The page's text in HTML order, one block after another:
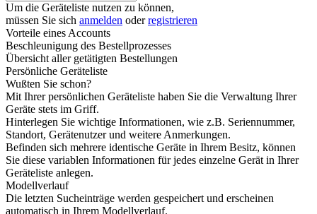
Um die Geräteliste nutzen zu können,
müssen Sie sich anmelden oderregistrieren
Vorteile eines Accounts
Beschleunigung des Bestellprozesses
Übersicht aller getätigten Bestellungen
Persönliche Geräteliste
Wußten Sie schon?
Mit Ihrer persönlichen Geräteliste haben Sie die Verwaltung Ihrer
Geräte stets im Griff.
Hinterlegen Sie wichtige Informationen, wie z.B. Seriennummer,
Standort, Gerätenutzer und weitere Anmerkungen.
Befinden sich mehrere identische Geräte in Ihrem Besitz, können
Sie diese variablen Informationen für jedes einzelne Gerät in Ihrer
Geräteliste anlegen.
Modellverlauf
Die letzten Sucheinträge werden gespeichert und erscheinen
automatisch in Ihrem Modellverlauf.